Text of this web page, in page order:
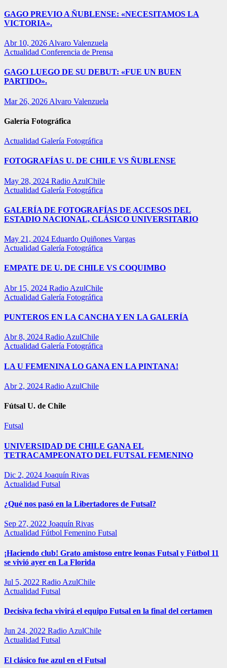
GAGO PREVIO A ÑUBLENSE: «NECESITAMOS LA
VICTORIA».
Abr 10, 2026 Alvaro Valenzuela
Actualidad Conferencia de Prensa
GAGO LUEGO DE SU DEBUT: «FUE UN BUEN
PARTIDO».
Mar 26, 2026 Alvaro Valenzuela
Galería Fotográfica
Actualidad Galería Fotográfica
FOTOGRAFÍAS U. DE CHILE VS ÑUBLENSE
May 28, 2024 Radio AzulChile
Actualidad Galería Fotográfica
GALERÍA DE FOTOGRAFÍAS DE ACCESOS DEL
ESTADIO NACIONAL, CLÁSICO UNIVERSITARIO
May 21, 2024 Eduardo Quiñones Vargas
Actualidad Galería Fotográfica
EMPATE DE U. DE CHILE VS COQUIMBO
Abr 15, 2024 Radio AzulChile
Actualidad Galería Fotográfica
PUNTEROS EN LA CANCHA Y EN LA GALERÍA
Abr 8, 2024 Radio AzulChile
Actualidad Galería Fotográfica
LA U FEMENINA LO GANA EN LA PINTANA!
Abr 2, 2024 Radio AzulChile
Fútsal U. de Chile
Futsal
UNIVERSIDAD DE CHILE GANA EL
TETRACAMPEONATO DEL FUTSAL FEMENINO
Dic 2, 2024 Joaquín Rivas
Actualidad Futsal
¿Qué nos pasó en la Libertadores de Futsal?
Sep 27, 2022 Joaquín Rivas
Actualidad Fútbol Femenino Futsal
¡Haciendo club! Grato amistoso entre leonas Futsal y Fútbol 11
se vivió ayer en La Florida
Jul 5, 2022 Radio AzulChile
Actualidad Futsal
Decisiva fecha vivirá el equipo Futsal en la final del certamen
Jun 24, 2022 Radio AzulChile
Actualidad Futsal
El clásico fue azul en el Futsal